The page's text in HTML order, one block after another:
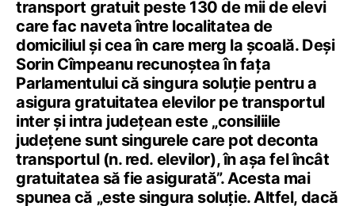
transport gratuit peste 130 de mii de elevi
care fac naveta între localitatea de
domiciliul și cea în care merg la școală. Deși
Sorin Cîmpeanu recunoștea în fața
Parlamentului că singura soluție pentru a
asigura gratuitatea elevilor pe transportul
inter și intra județean este „consiliile
judeţene sunt singurele care pot deconta
transportul (n. red. elevilor), în aşa fel încât
gratuitatea să fie asigurată”. Acesta mai
spunea că „este singura soluţie. Altfel, dacă